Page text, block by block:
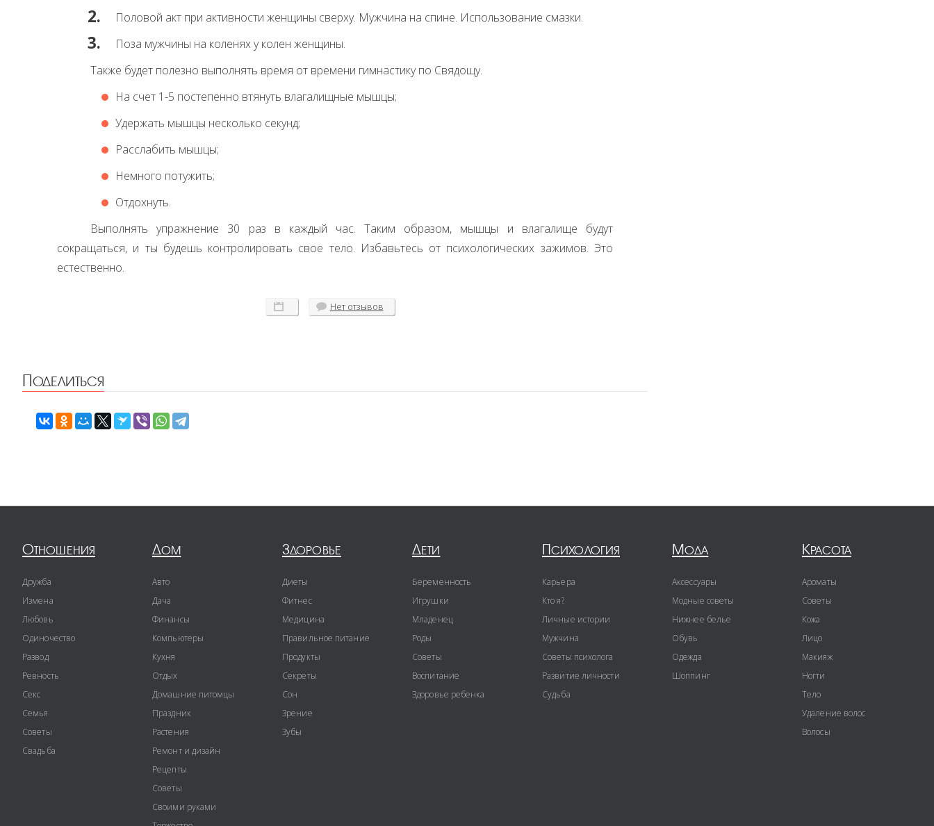
Половой акт при активности женщины сверху. Мужчина на спине. Использование смазки.
Поза мужчины на коленях у колен женщины.
Также будет полезно выполнять время от времени гимнастику по Свядощу.
На счет 1-5 постепенно втянуть влагалищные мышцы;
Удержать мышцы несколько секунд;
Расслабить мышцы;
Немного потужить;
Отдохнуть.
Выполнять упражнение 30 раз в каждый час. Таким образом, мышцы и влагалище будут
сокращаться, и ты будешь контролировать свое тело. Избавьтесь от психологических зажимов. Это
естественно.
Нетотзывов
Поделиться
Отношения
Дружба
Измена
Любовь
Одиночество
Развод
Ревность
Секс
Семья
Советы
Свадьба
Дом
Авто
Дача
Финансы
Компьютеры
Кухня
Отдых
Домашние питомцы
Праздник
Растения
Ремонт и дизайн
Рецепты
Советы
Своими руками
Здоровье
Диеты
Фитнес
Медицина
Правильное питание
Продукты
Секреты
Сон
Зрение
Зубы
Дети
Беременность
Игрушки
Младенец
Роды
Советы
Воспитание
Здоровье ребенка
Психология
Карьера
Кто я?
Личные истории
Мужчина
Советы психолога
Развитие личности
Судьба
Мода
Аксессуары
Модные советы
Нижнее белье
Обувь
Одежда
Шоппинг
Красота
Ароматы
Советы
Кожа
Лицо
Макияж
Ногти
Тело
Удаление волос
Волосы